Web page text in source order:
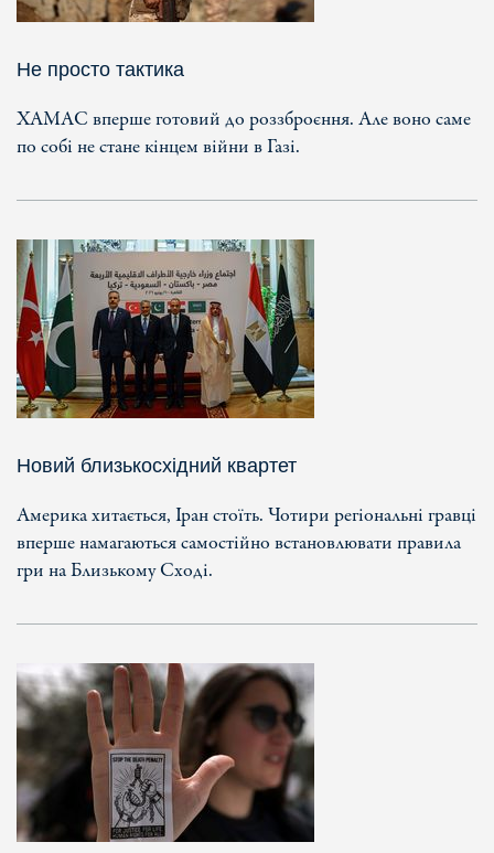
Не просто тактика
ХАМАС вперше готовий до роззброєння. Але воно саме
по собі не стане кінцем війни в Газі.
Новий близькосхідний квартет
Америка хитається, Іран стоїть. Чотири регіональні гравці
вперше намагаються самостійно встановлювати правила
гри на Близькому Сході.